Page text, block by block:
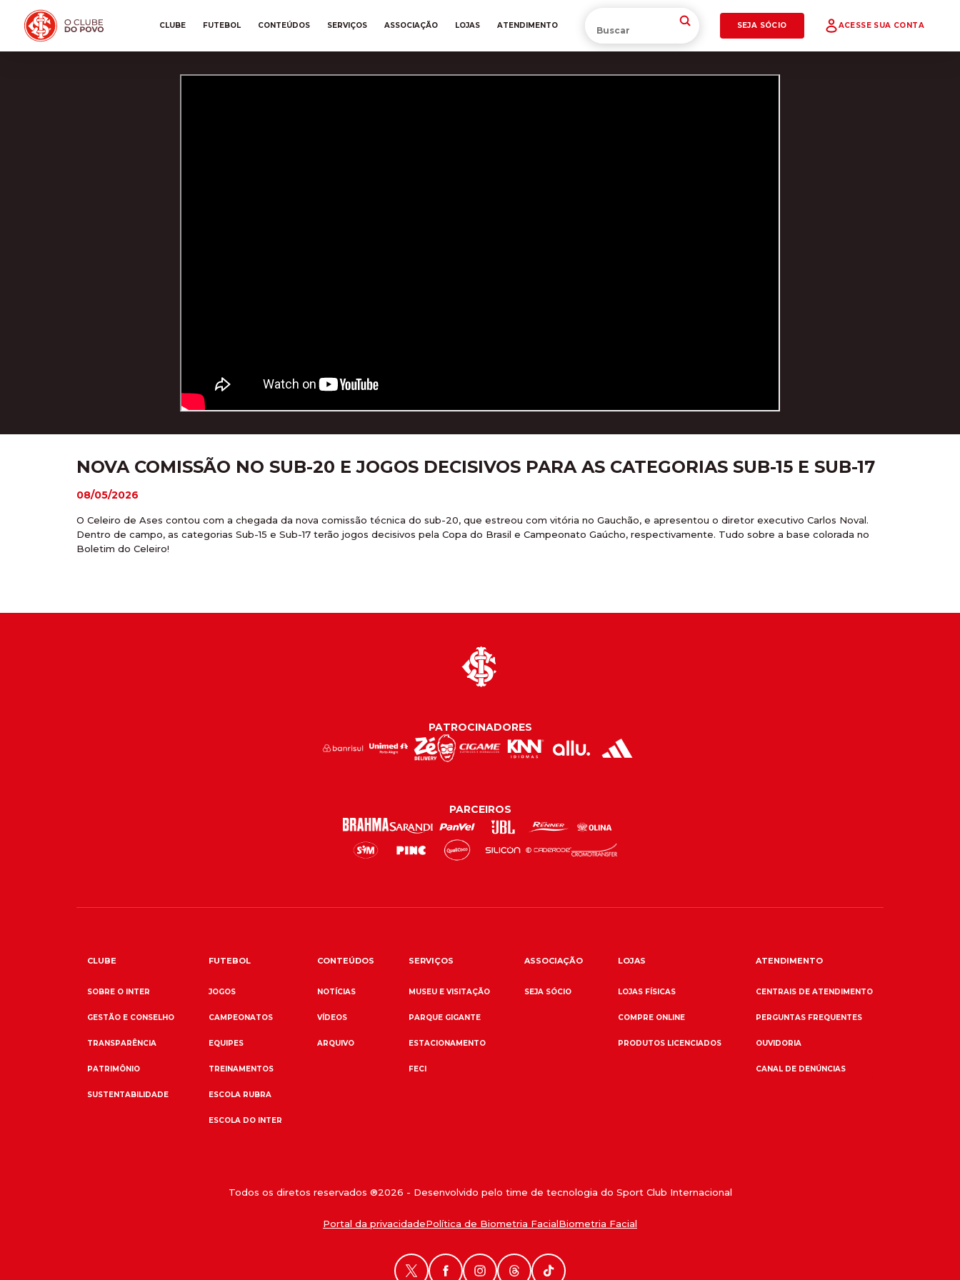
CLUBE FUTEBOL CONTEÚDOS SERVIÇOS ASSOCIAÇÃO LOJAS ATENDIMENTO SEJA SÓCIO ACESSE SUA CONTA
NOVA COMISSÃO NO SUB-20 E JOGOS DECISIVOS PARA AS CATEGORIAS SUB-15 E SUB-17
08/05/2026
O Celeiro de Ases contou com a chegada da nova comissão técnica do sub-20, que estreou com vitória no Gauchão, e apresentou o diretor executivo Carlos Noval.
Dentro de campo, as categorias Sub-15 e Sub-17 terão jogos decisivos pela Copa do Brasil e Campeonato Gaúcho, respectivamente. Tudo sobre a base colorada no
Boletim do Celeiro!
PATROCINADORES
PARCEIROS
CLUBE
SOBRE O INTER
GESTÃO E CONSELHO
TRANSPARÊNCIA
PATRIMÔNIO
SUSTENTABILIDADE
FUTEBOL
JOGOS
CAMPEONATOS
EQUIPES
TREINAMENTOS
ESCOLA RUBRA
ESCOLA DO INTER
CONTEÚDOS
NOTÍCIAS
VÍDEOS
ARQUIVO
SERVIÇOS
MUSEU E VISITAÇÃO
PARQUE GIGANTE
ESTACIONAMENTO
FECI
ASSOCIAÇÃO
SEJA SÓCIO
LOJAS
LOJAS FÍSICAS
COMPRE ONLINE
PRODUTOS LICENCIADOS
ATENDIMENTO
CENTRAIS DE ATENDIMENTO
PERGUNTAS FREQUENTES
OUVIDORIA
CANAL DE DENÚNCIAS
Todos os diretos reservados ®2026 - Desenvolvido pelo time de tecnologia do Sport Club Internacional
Portal da privacidadePolítica de Biometria FacialBiometria Facial